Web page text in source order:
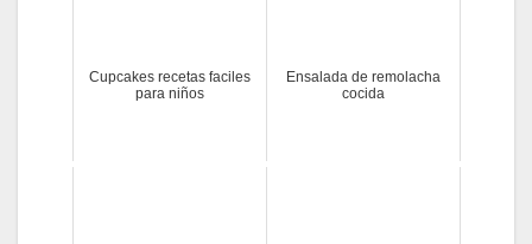
Cupcakes recetas faciles
para niños
Ensalada de remolacha
cocida